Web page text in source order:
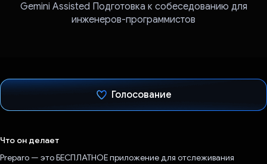
Gemini Assisted Подготовка к собеседованию для
инженеров-программистов
Голосование
Что он делает
Preparo — это БЕСПЛАТНОЕ приложение для отслеживания